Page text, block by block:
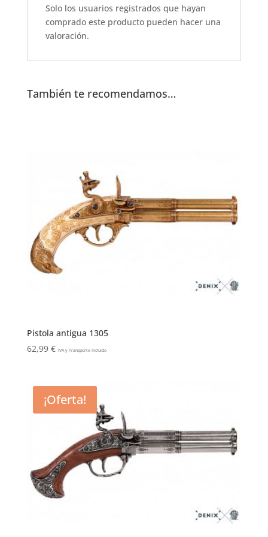
o
k
p
Solo los usuarios registrados que hayan
comprado este producto pueden hacer una
valoración.
También te recomendamos…
Pistola antigua 1305
62,99 € IVA y Transporte Incluido
¡Oferta!